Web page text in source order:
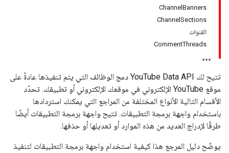
ChannelBanners
ChannelSections
القنوات
CommentThreads
تتيح لك YouTube Data API دمج الوظائف التي يتم تنفيذها عادةً على
موقع YouTube الإلكتروني في موقعك الإلكتروني أو تطبيقك. تحدّد
الأقسام التالية الأنواع المختلفة من المراجع التي يمكنك استردادها
باستخدام واجهة برمجة التطبيقات. تتيح واجهة برمجة التطبيقات أيضًا
طرقًا لإدراج العديد من هذه الموارد أو تعديلها أو حذفها.
يوضّح دليل المرجع هذا كيفية استخدام واجهة برمجة التطبيقات لتنفيذ